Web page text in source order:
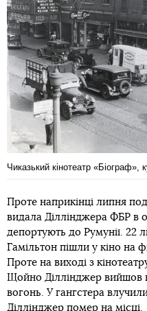
Чиказький кінотеатр
Проте наприкінці липня
видала Діллінджера ФБР в
депортують до Румунії. 22
Гамільтон пішли у кіно на
Проте на виході з
Щойно Діллінджер вийшов
вогонь. У гангстера
Діллінджер помер на місці.